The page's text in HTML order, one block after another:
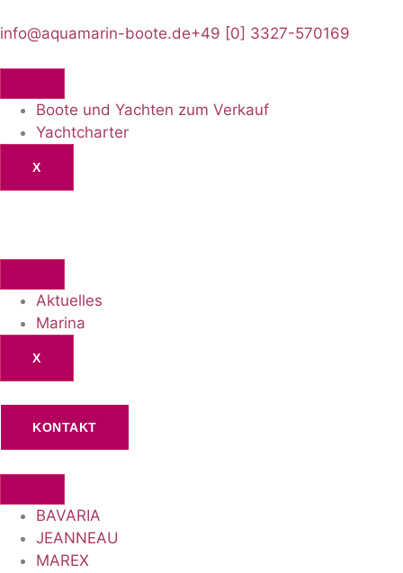
info@aquamarin-boote.de+49 [0] 3327-570169
Boote und Yachten zum Verkauf
Yachtcharter
X
Aktuelles
Marina
X
KONTAKT
BAVARIA
JEANNEAU
MAREX